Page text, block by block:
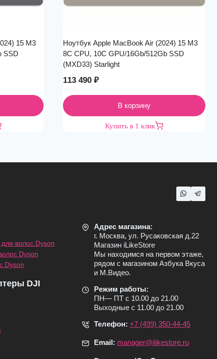
15 M3
SSD
Ноутбук Apple MacBook Air (2024) 15 M3
8C CPU, 10C GPU/16Gb/512Gb SSD
(MXD33) Starlight
113 490 ₽
В корзину
Купить в 1 клик
волос Dyson
Dyson
Dyson
DJI
Адрес магазина:
г. Москва, ул. Русаковская д.22
Магазин iLikeStore
Мы находимся на первом этаже,
рядом с магазином Азбука Вкуса
и М.Видео.
Режим работы:
ПН— ПТ с 10.00 до 21.00
Выходные с 11.00 до 21.00
Телефон: +7 (499) 350-44-45
Email: manager@ilikestore.ru